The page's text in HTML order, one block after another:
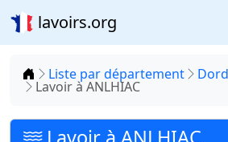
lavoirs.org
Accueil
Liste par département
Lavoir à ANLHIAC